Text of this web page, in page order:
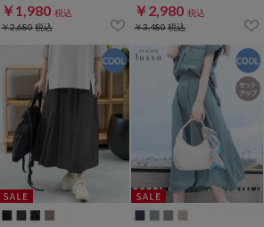
￥1,980 税込
￥2,680税込
￥2,980 税込
￥3,480税込